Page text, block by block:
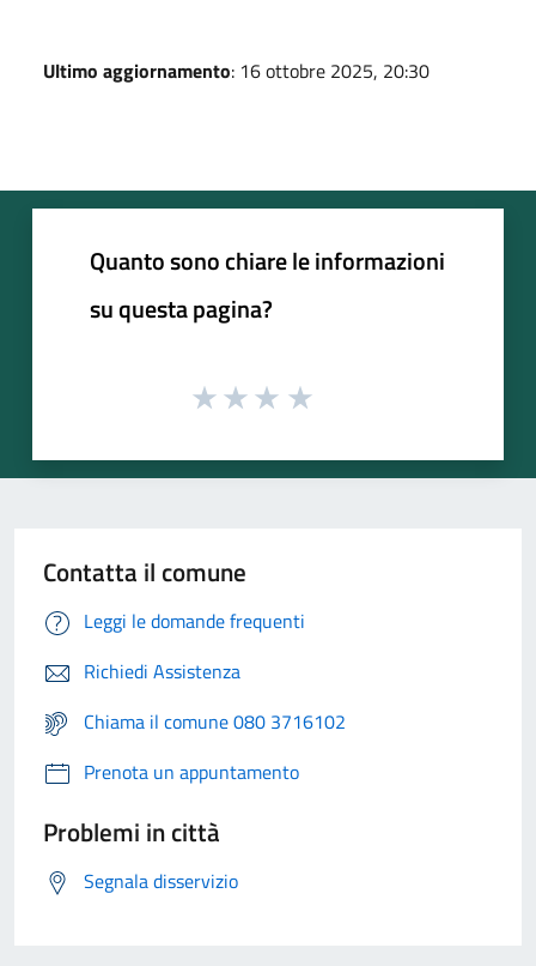
Ultimo aggiornamento: 16 ottobre 2025, 20:30
Quanto sono chiare le informazioni
su questa pagina?
Contatta il comune
Leggi le domande frequenti
Richiedi Assistenza
Chiama il comune 080 3716102
Prenota un appuntamento
Problemi in città
Segnala disservizio